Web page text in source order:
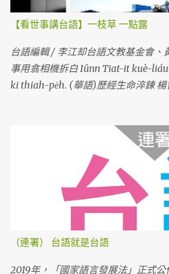
【看世事講台語】一枝草 一點露
台語編輯 / 李江却台語文教基金會、
事用翕相機拆白 Iûnn Tiat-it kuè-
ki thiah-pe̍h. (華語)歷經生命淬鍊 楊
（連署） 台語就是台語
2019年，「國家語言發展法」正式